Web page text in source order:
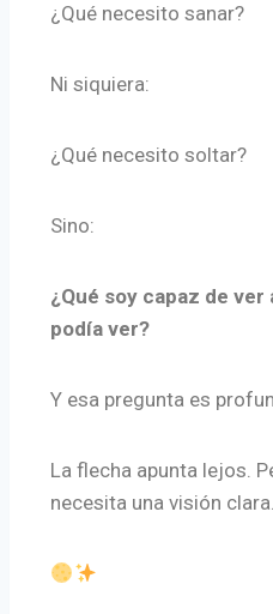
¿Qué necesito sanar?
Ni siquiera:
¿Qué necesito soltar?
Sino:
¿Qué soy capaz de
podía ver?
Y esa pregunta es
La flecha apunta lejos.
necesita una visión clara.